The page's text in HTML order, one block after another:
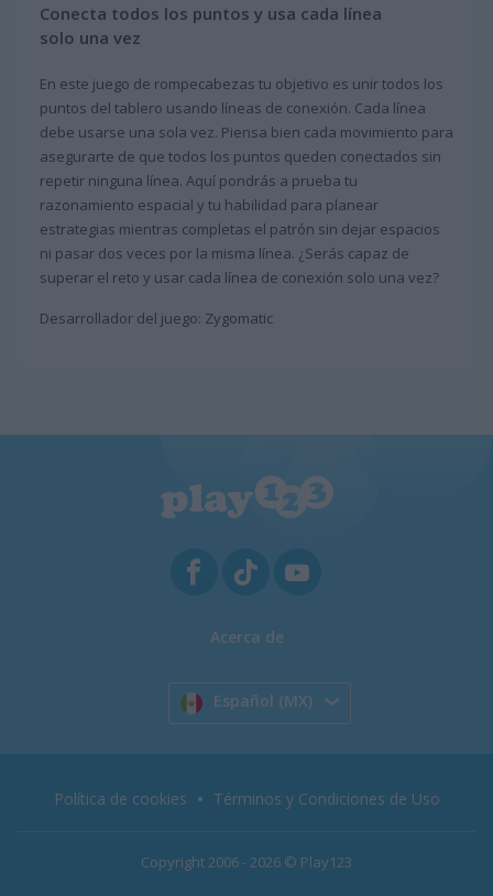
Conecta todos los puntos y usa cada línea
solo una vez
En este juego de rompecabezas tu objetivo es unir todos los
puntos del tablero usando líneas de conexión. Cada línea
debe usarse una sola vez. Piensa bien cada movimiento para
asegurarte de que todos los puntos queden conectados sin
repetir ninguna línea. Aquí pondrás a prueba tu
razonamiento espacial y tu habilidad para planear
estrategias mientras completas el patrón sin dejar espacios
ni pasar dos veces por la misma línea. ¿Serás capaz de
superar el reto y usar cada línea de conexión solo una vez?
Desarrollador del juego: Zygomatic
Acerca de
Español (MX)
Copyright 2006 - 2026 © Play123
Política de cookies Términos y Condiciones de Uso